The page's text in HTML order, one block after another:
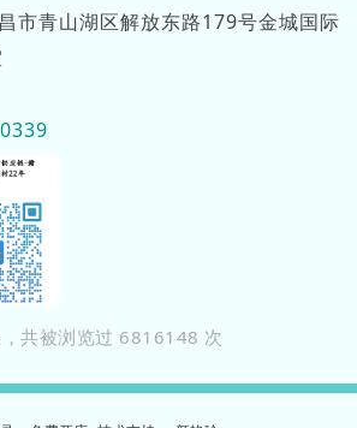
市青山湖区解放东路179号金城国际
共被浏览过 6816148 次